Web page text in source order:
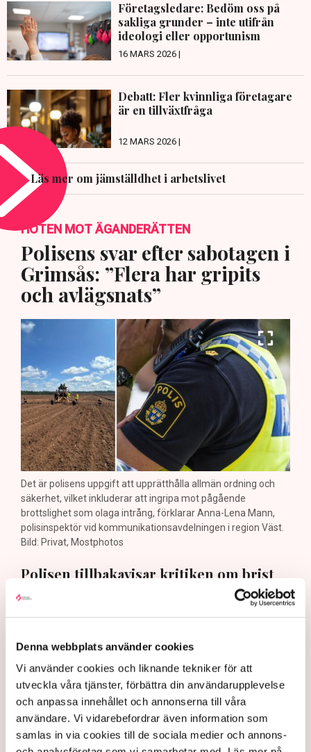
Denna webbplats använder cookies
Vi använder cookies och liknande tekniker för att
utveckla våra tjänster, förbättra din användarupplevelse
och anpassa innehållet och annonserna till våra
användare. Vi vidarebefordrar även information som
samlas in via cookies till de sociala medier och annons-
Företagsledare: Bedöm oss på
sakliga grunder – inte utifrån
ideologi eller opportunism
16 MARS 2026 |
Debatt: Fler kvinnliga företagare
är en tillväxtfråga
12 MARS 2026 |
Läs mer om jämställdhet i arbetslivet
HOTEN MOT ÄGANDERÄTTEN
Polisens svar efter sabotagen i
Grimsås: ”Flera har gripits
och avlägsnats”
Det är polisens uppgift att upprätthålla allmän ordning och
säkerhet, vilket inkluderar att ingripa mot pågående
brottslighet som olaga intrång, förklarar Anna-Lena Mann,
polisinspektör vid kommunikationsavdelningen i region Väst.
Bild: Privat, Mostphotos
Polisen tillbakavisar kritiken om brist
på agerande mot aktivistaktionerna vid
torvtäkten i Grimsås. ”Det har gjorts
gripanden”, säger Anna-Lena Mann,
polisinspektör i region Väst, till TN.
Torvtäkten i Grimsås i Tranemo kommun har sedan 28
torvproducenten